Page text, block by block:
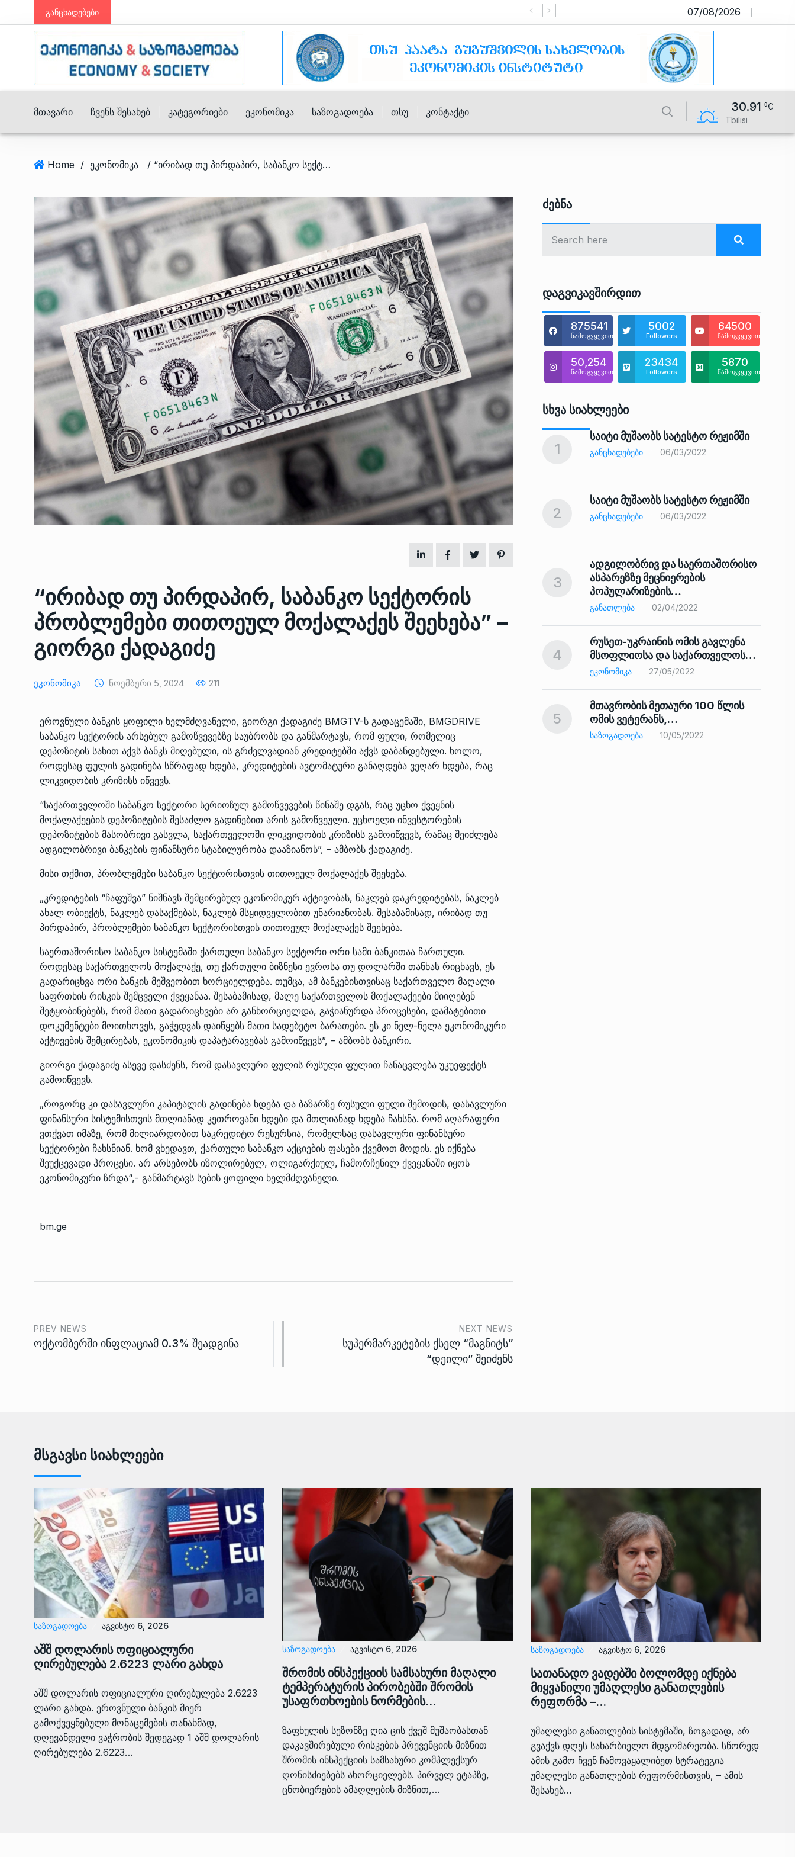
განცხადებები საიტი მუშაობს სატესტო რეჟიმში
07/08/2026
Მთავარი Ჩვენს Შესახებ Კატეგორიები Ეკონომიკა Საზოგადოება Თსუ Კონტაქტი 30.91
Tbilisi
Home / ეკონომიკა / “ირიბად თუ პირდაპირ, საბანკო სექტორის პრობლემები თითოეულ მოქალაქეს შეეხება” – გიორგი ქადაგიძე
“ირიბად თუ პირდაპირ, საბანკო სექტორის
პრობლემები თითოეულ მოქალაქეს შეეხება” –
გიორგი ქადაგიძე
Ეკონომიკა Ნოემბერი 5, 2024 211
ეროვნული ბანკის ყოფილი ხელმძღვანელი, გიორგი ქადაგიძე BMGTV-ს გადაცემაში, BMGDRIVE
საბანკო სექტორის არსებულ გამოწვევებზე საუბრობს და განმარტავს, რომ ფული, რომელიც
დეპოზიტის სახით აქვს ბანკს მიღებული, ის გრძელვადიან კრედიტებში აქვს დაბანდებული. ხოლო,
როდესაც ფულის გადინება სწრაფად ხდება, კრედიტების ავტომატური განაღდება ვეღარ ხდება, რაც
ლიკვიდობის კრიზისს იწვევს.
“საქართველოში საბანკო სექტორი სერიოზულ გამოწვევების წინაშე დგას, რაც უცხო ქვეყნის
მოქალაქეების დეპოზიტების შესაძლო გადინებით არის გამოწვეული. უცხოელი ინვესტორების
დეპოზიტების მასობრივი გასვლა, საქართველოში ლიკვიდობის კრიზისს გამოიწვევს, რამაც შეიძლება
ადგილობრივი ბანკების ფინანსური სტაბილურობა დააზიანოს”, – ამბობს ქადაგიძე.
მისი თქმით, პრობლემები საბანკო სექტორისთვის თითოეულ მოქალაქეს შეეხება.
„კრედიტების “ჩაფუშვა” ნიშნავს შემცირებულ ეკონომიკურ აქტივობას, ნაკლებ დაკრედიტებას, ნაკლებ
ახალ ობიექტს, ნაკლებ დასაქმებას, ნაკლებ მსყიდველობით უნარიანობას. შესაბამისად, ირიბად თუ
პირდაპირ, პრობლემები საბანკო სექტორისთვის თითოეულ მოქალაქეს შეეხება.
საერთაშორისო საბანკო სისტემაში ქართული საბანკო სექტორი ორი სამი ბანკითაა ჩართული.
როდესაც საქართველოს მოქალაქე, თუ ქართული ბიზნესი ევროსა თუ დოლარში თანხას რიცხავს, ეს
გადარიცხვა ორი ბანკის მეშვეობით ხორციელდება. თუმცა, ამ ბანკებისთვისაც საქართველო მაღალი
საფრთხის რისკის შემცველი ქვეყანაა. შესაბამისად, მალე საქართველოს მოქალაქეები მიიღებენ
შეტყობინებებს, რომ მათი გადარიცხვები არ განხორციელდა, გაჭიანურდა პროცესები, დამატებითი
დოკუმენტები მოითხოვეს, გაჭედვას დაიწყებს მათი სადებეტო ბარათები. ეს კი ნელ-ნელა ეკონომიკური
აქტივების შემცირებას, ეკონომიკის დაპატარავებას გამოიწვევს”, – ამბობს ბანკირი.
გიორგი ქადაგიძე ასევე დასძენს, რომ დასავლური ფულის რუსული ფულით ჩანაცვლება უკუეფექტს
გამოიწვევს.
„როგორც კი დასავლური კაპიტალის გადინება ხდება და ბაზარზე რუსული ფული შემოდის, დასავლური
ფინანსური სისტემისთვის მთლიანად კეთროვანი ხდები და მთლიანად ხდება ჩახსნა. რომ აღარაფერი
ვთქვათ იმაზე, რომ მილიარდობით საკრედიტო რესურსია, რომელსაც დასავლური ფინანსური
სექტორები ჩახსნიან. ხომ ვხედავთ, ქართული საბანკო აქციების ფასები ქვემოთ მოდის. ეს იქნება
შეუქცევადი პროცესი. არ არსებობს იზოლირებულ, ოლიგარქიულ, ჩამორჩენილ ქვეყანაში იყოს
ეკონომიკური ზრდა“,- განმარტავს სების ყოფილი ხელმძღვანელი.
bm.ge
PREV NEWS
ოქტომბერში ინფლაციამ 0.3% შეადგინა
NEXT NEWS
სუპერმარკეტების ქსელ “მაგნიტს”
“დეილი” შეიძენს
Ძებნა
Დაგვიკავშირდით
875541
წამოგვყევით
5002
Followers
64500
წამოგვყევით
50,254
წამოგვყევით
23434
Followers
5870
წამოგვყევით
Სხვა Სიახლეები
6
ოთარ შამუგია ბაქოში გამართულ
მინისტერიალზე სიტყვით…
ᲔᲙᲝᲜᲝᲛᲘᲙᲐ 10/05/2022
7
გოგიტა თოდრაძე საქართველოს
სტატისტიკის ეროვნული
სამსახურის…
8
გენერალურმა დირექტორმა შუა
დერეფნის…
ᲔᲙᲝᲜᲝᲛᲘᲙᲐ 11/05/2022
თბილისის ზაქარია ფალიაშვილის
ბალეტის…
10
თბილისის ზაქარია ფალიაშვილის
სახელობის ოპერისა და
ბალეტის…
ᲙᲣᲚᲢᲣᲠᲐ
11
ზურაბ აზარაშვილი:
„სოციალურად დაუცველთა
დასაქმების პროგრამაში,…
ᲡᲐᲖᲝᲒᲐᲓᲝᲔᲑᲐ 13/05/2022
12
აბაშის მუნიციპალიტეტი
13
საკმარისზე მეტი, თუმცა…
ᲔᲙᲝᲜᲝᲛᲘᲙᲐ 13/05/2022
15
პრემიერ-მინისტრმა ირაკლი
ღარიბაშვილმა ახლად
რეაბილიტირებული ოზურგეთის…
ᲒᲐᲜᲐᲗᲚᲔᲑᲐ 15/05/2022
1
საიტი მუშაობს სატესტო რეჟიმში
ᲒᲐᲜᲪᲮᲐᲓᲔᲑᲔᲑᲘ 06/03/2022
2
საიტი მუშაობს სატესტო რეჟიმში
ᲒᲐᲜᲪᲮᲐᲓᲔᲑᲔᲑᲘ 06/03/2022
3
ადგილობრივ და საერთაშორისო
ასპარეზზე მეცნიერების
პოპულარიზების…
ᲒᲐᲜᲐᲗᲚᲔᲑᲐ 02/04/2022
4
რუსეთ-უკრაინის ომის გავლენა
მსოფლიოსა და საქართველოს…
ᲔᲙᲝᲜᲝᲛᲘᲙᲐ 27/05/2022
5
მთავრობის მეთაური 100 წლის
ომის ვეტერანს,…
ᲡᲐᲖᲝᲒᲐᲓᲝᲔᲑᲐ 10/05/2022
Მსგავსი Სიახლეები
ᲡᲐᲖᲝᲒᲐᲓᲝᲔᲑᲐ აგვისტო 6, 2026
აშშ დოლარის ოფიციალური
ღირებულება 2.6223 ლარი გახდა
აშშ დოლარის ოფიციალური ღირებულება 2.6223
ლარი გახდა. ეროვნული ბანკის მიერ
გამოქვეყნებული მონაცემების თანახმად,
დღევანდელი ვაჭრობის შედეგად 1 აშშ დოლარის
ღირებულება 2.6223…
ᲡᲐᲖᲝᲒᲐᲓᲝᲔᲑᲐ აგვისტო 6, 2026
შრომის ინსპექციის სამსახური მაღალი
ტემპერატურის პირობებში შრომის
უსაფრთხოების ნორმების…
ზაფხულის სეზონზე ღია ცის ქვეშ მუშაობასთან
დაკავშირებული რისკების პრევენციის მიზნით
შრომის ინსპექციის სამსახური კომპლექსურ
ღონისძიებებს ახორციელებს. პირველ ეტაპზე,
ცნობიერების ამაღლების მიზნით,…
ᲡᲐᲖᲝᲒᲐᲓᲝᲔᲑᲐ აგვისტო 6, 2026
სათანადო ვადებში ბოლომდე იქნება
მიყვანილი უმაღლესი განათლების
რეფორმა –…
უმაღლესი განათლების სისტემაში, ზოგადად, არ
გვაქვს დღეს სახარბიელო მდგომარეობა. სწორედ
ამის გამო ჩვენ ჩამოვაყალიბეთ სტრატეგია
უმაღლესი განათლების რეფორმისთვის, – ამის
შესახებ…